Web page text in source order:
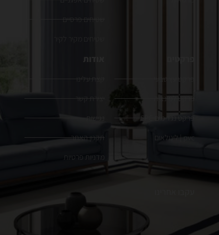
שטיחים פרסיים
שטיחים מקיר לקיר
פרקטים
פרקט עץ טבעי
פרקט למינציה
פרקט נגד מים SPC
pvc | לינולאום
אודות
קצת עלינו
יצירת קשר
נגישות
תקנון האתר
מדניות פרטיות